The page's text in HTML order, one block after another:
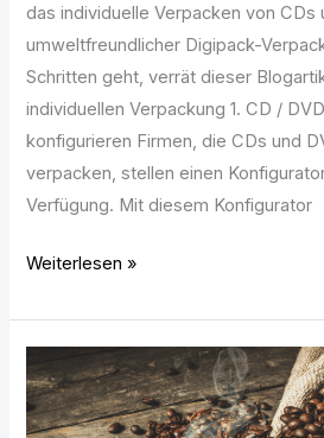
das individuelle Verpacken von CDs
umweltfreundlicher Digipack-
Schritten geht, verrät dieser
individuellen Verpackung 1. CD /
konfigurieren Firmen, die CDs und
verpacken, stellen einen
Verfügung. Mit diesem Konfigurator
Weiterlesen »
im
Alltag: